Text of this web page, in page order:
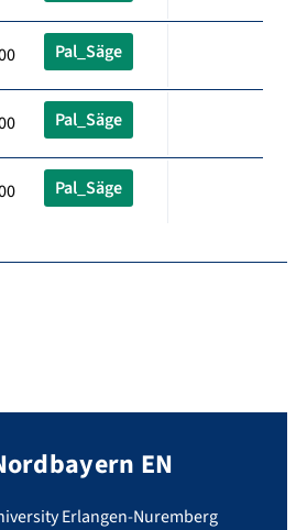
Pal_Säge
Pal_Säge
Pal_Säge
EN
Erlangen-Nuremberg